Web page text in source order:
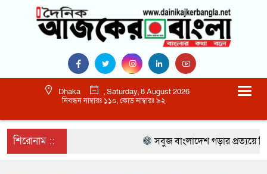
Dhaka
, Saturday, 8 August 2026
নিবন্ধন নাম্বারঃ ১১০, কোড নাম্বারঃ ৯২
শিরোনাম :: সবুজ বাংলাদেশ গড়ার প্রত্যয়ে